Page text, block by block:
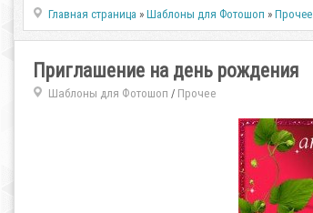
Главная страница »Шаблоны для Фотошоп »Прочее
Приглашение на день рождения
Шаблоны для Фотошоп / Прочее